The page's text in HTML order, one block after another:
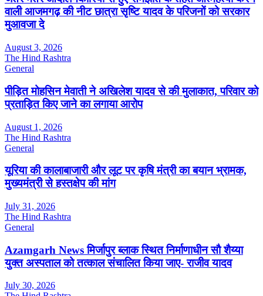
वाली आजमगढ़ की नीट छात्रा सृष्टि यादव के परिजनों को सरकार
मुआवजा दे
August 3, 2026
The Hind Rashtra
General
पीड़ित मोहसिन मेवाती ने अखिलेश यादव से की मुलाकात, परिवार को
प्रताड़ित किए जाने का लगाया आरोप
August 1, 2026
The Hind Rashtra
General
यूरिया की कालाबाजारी और लूट पर कृषि मंत्री का बयान भ्रामक,
मुख्यमंत्री से हस्तक्षेप की मांग
July 31, 2026
The Hind Rashtra
General
Azamgarh News मिर्जापुर ब्लाक स्थित निर्माणाधीन सौ शैय्या
युक्त अस्पताल को तत्काल संचालित किया जाए- राजीव यादव
July 30, 2026